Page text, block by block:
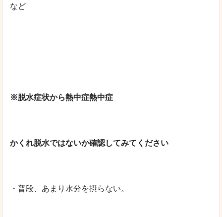
など
※脱水症状から熱中症熱中症
かくれ脱水ではないか確認してみてください
・普段、あまり水分を摂らない。